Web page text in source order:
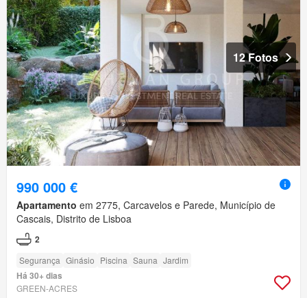
12 Fotos
990 000 €
Apartamento em 2775, Carcavelos e Parede, Município de
Cascais, Distrito de Lisboa
2
Segurança Ginásio Piscina Sauna Jardim
Há 30+ dias
GREEN-ACRES